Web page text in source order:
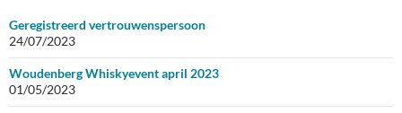
Geregistreerd vertrouwenspersoon
24/07/2023
Woudenberg Whiskyevent april 2023
01/05/2023